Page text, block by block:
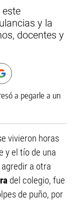
este
y la
docentes y
vivieron horas
y el tío de una
a otra
del colegio, fue
de puño, por